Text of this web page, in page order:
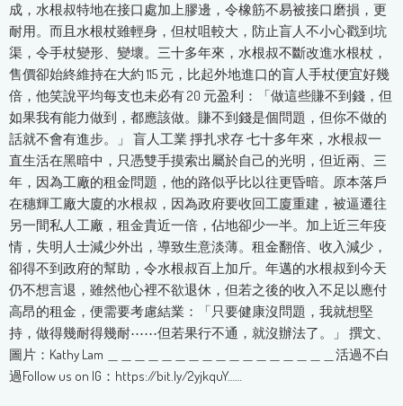
成，水根叔特地在接口處加上膠邊，令橡筋不易被接口磨損，更
耐用。而且水根杖雖輕身，但杖咀較大，防止盲人不小心戳到坑
渠，令手杖變形、變壞。三十多年來，水根叔不斷改進水根杖，
售價卻始終維持在大約 115 元，比起外地進口的盲人手杖便宜好幾
倍，他笑說平均每支也未必有 20 元盈利：「做這些賺不到錢，但
如果我有能力做到，都應該做。賺不到錢是個問題，但你不做的
話就不會有進步。」 盲人工業 掙扎求存 七十多年來，水根叔一
直生活在黑暗中，只憑雙手摸索出屬於自己的光明，但近兩、三
年，因為工廠的租金問題，他的路似乎比以往更昏暗。原本落戶
在穗輝工廠大廈的水根叔，因為政府要收回工廈重建，被逼遷往
另一間私人工廠，租金貴近一倍，佔地卻少一半。加上近三年疫
情，失明人士減少外出，導致生意淡薄。租金翻倍、收入減少，
卻得不到政府的幫助，令水根叔百上加斤。年邁的水根叔到今天
仍不想言退，雖然他心裡不欲退休，但若之後的收入不足以應付
高昂的租金，便需要考慮結業：「只要健康沒問題，我就想堅
持，做得幾耐得幾耐⋯⋯但若果行不通，就沒辦法了。」 撰文、
圖片：Kathy Lam ＿＿＿＿＿＿＿＿＿＿＿＿＿＿＿＿＿活過不白
過Follow us on IG：https://bit.ly/2yjkquY……